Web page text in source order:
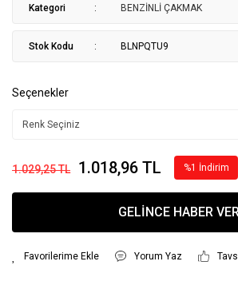
Kategori BENZİNLİ ÇAKMAK
Stok Kodu BLNPQTU9
Seçenekler
1.029,25 TL 1.018,96 TL %1 İndirim
GELİNCE HABER
Yorum Yaz